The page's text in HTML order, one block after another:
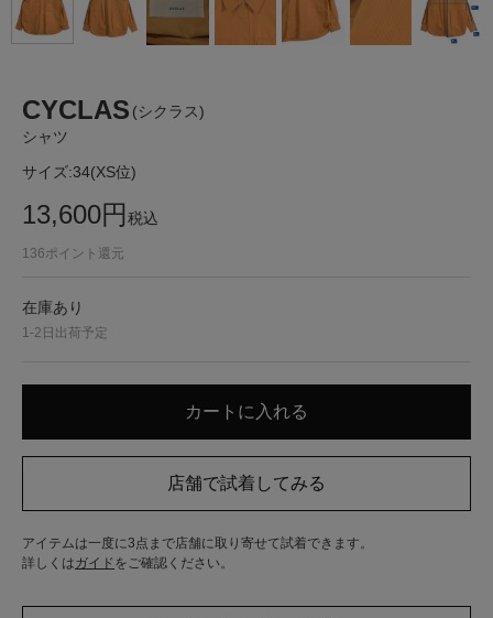
CYCLAS (シクラス)
シャツ
サイズ:34(XS位)
13,600円税込
136ポイント還元
在庫あり
1-2日出荷予定
アイテムは一度に3点まで店舗に取り寄せて試着できます。
詳しくはガイド をご確認ください。